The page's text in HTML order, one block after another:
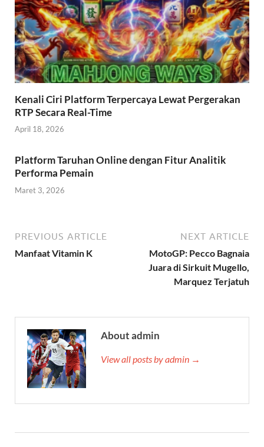
Kenali Ciri Platform Terpercaya Lewat Pergerakan
RTP Secara Real-Time
April 18, 2026
Platform Taruhan Online dengan Fitur Analitik
Performa Pemain
Maret 3, 2026
PREVIOUS ARTICLE
Manfaat Vitamin K
NEXT ARTICLE
MotoGP: Pecco Bagnaia
Juara di Sirkuit Mugello,
Marquez Terjatuh
About admin
View all posts by admin →